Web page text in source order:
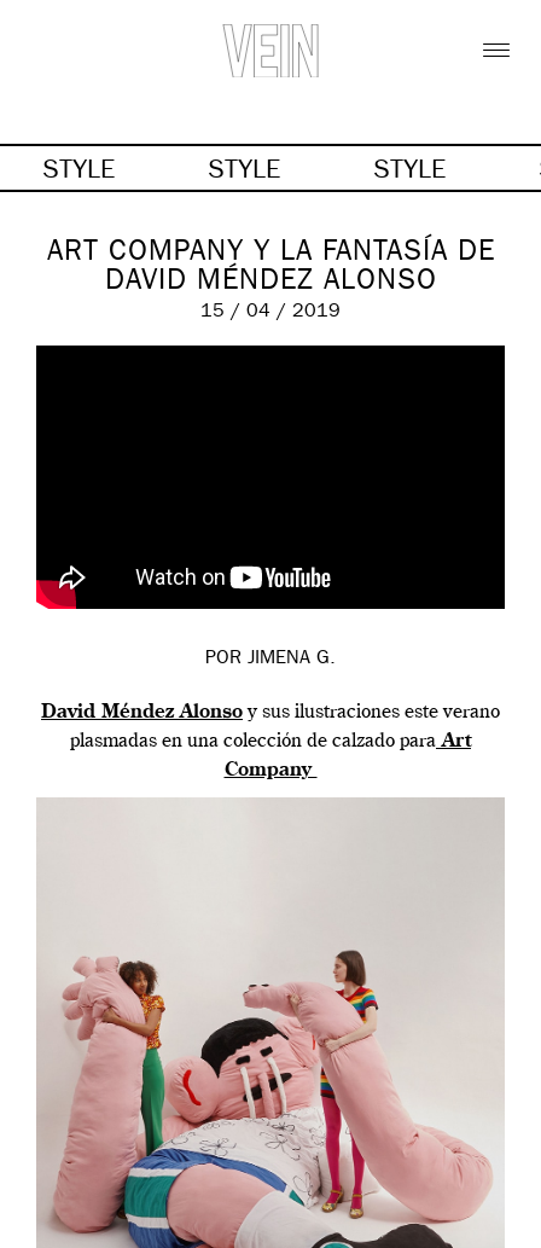
STYLE STYLE STYLE
ART COMPANY Y LA FANTASÍA DE
DAVID MÉNDEZ ALONSO
15 / 04 / 2019
POR JIMENA G.
David Méndez Alonsoy sus ilustraciones este verano
plasmadas en una colección de calzado para Art
Company